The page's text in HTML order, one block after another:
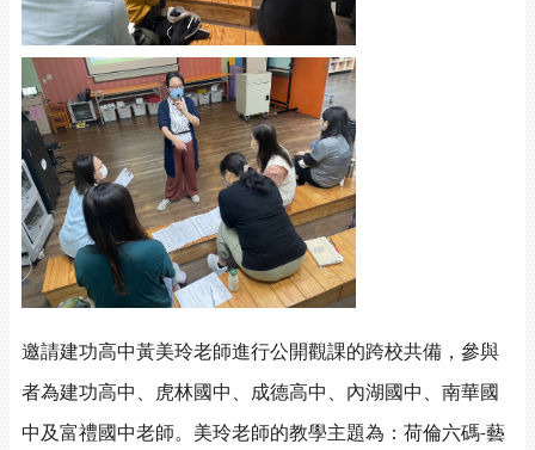
邀請建功高中黃美玲老師進行公開觀課的跨校共備，參與
者為建功高中、虎林國中、成德高中、內湖國中、南華國
中及富禮國中老師。美玲老師的教學主題為：荷倫六碼-藝